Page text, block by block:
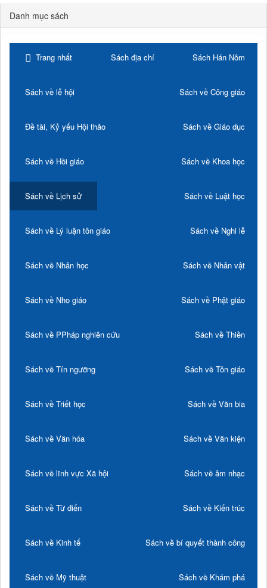
Danh mục sách
Trang nhất Sách địa chí Sách Hán Nôm
Sách về lễ hội Sách về Công giáo
Đề tài, Kỷ yếu Hội thảo Sách về Giáo dục
Sách về Hồi giáo Sách về Khoa học
Sách về Lịch sử Sách về Luật học
Sách về Lý luận tôn giáo Sách về Nghi lễ
Sách về Nhân học Sách về Nhân vật
Sách về Nho giáo Sách về Phật giáo
Sách về PPháp nghiên cứu Sách về Thiền
Sách về Tín ngưỡng Sách về Tôn giáo
Sách về Triết học Sách về Văn bia
Sách về Văn hóa Sách về Văn kiện
Sách về lĩnh vực Xã hội Sách về âm nhạc
Sách về Từ điển Sách về Kiến trúc
Sách về Kinh tế Sách về bí quyết thành công
Sách về Mỹ thuật Sách về Khám phá